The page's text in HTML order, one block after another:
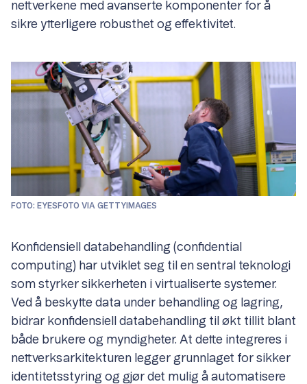
nettverkene med avanserte komponenter for å
sikre ytterligere robusthet og effektivitet.
FOTO: EYESFOTO VIA GETTYIMAGES
Konfidensiell databehandling (confidential
computing) har utviklet seg til en sentral teknologi
som styrker sikkerheten i virtualiserte systemer.
Ved å beskytte data under behandling og lagring,
bidrar konfidensiell databehandling til økt tillit blant
både brukere og myndigheter. At dette integreres i
nettverksarkitekturen legger grunnlaget for sikker
identitetsstyring og gjør det mulig å automatisere